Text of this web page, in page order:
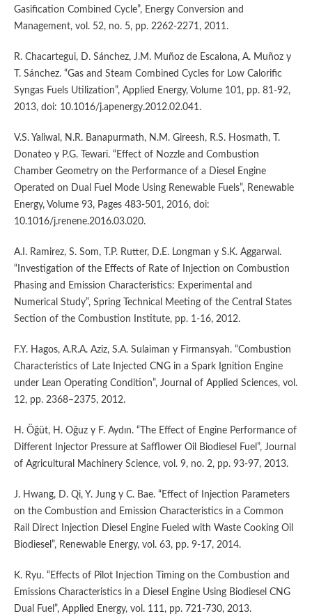
Gasification Combined Cycle”, Energy Conversion and
Management, vol. 52, no. 5, pp. 2262-2271, 2011.
R. Chacartegui, D. Sánchez, J.M. Muñoz de Escalona, A. Muñoz y
T. Sánchez. “Gas and Steam Combined Cycles for Low Calorific
Syngas Fuels Utilization”, Applied Energy, Volume 101, pp. 81-92,
2013, doi: 10.1016/j.apenergy.2012.02.041.
V.S. Yaliwal, N.R. Banapurmath, N.M. Gireesh, R.S. Hosmath, T.
Donateo y P.G. Tewari. “Effect of Nozzle and Combustion
Chamber Geometry on the Performance of a Diesel Engine
Operated on Dual Fuel Mode Using Renewable Fuels”, Renewable
Energy, Volume 93, Pages 483-501, 2016, doi:
10.1016/j.renene.2016.03.020.
A.I. Ramirez, S. Som, T.P. Rutter, D.E. Longman y S.K. Aggarwal.
“Investigation of the Effects of Rate of Injection on Combustion
Phasing and Emission Characteristics: Experimental and
Numerical Study”, Spring Technical Meeting of the Central States
Section of the Combustion Institute, pp. 1-16, 2012.
F.Y. Hagos, A.R.A. Aziz, S.A. Sulaiman y Firmansyah. “Combustion
Characteristics of Late Injected CNG in a Spark Ignition Engine
under Lean Operating Condition”, Journal of Applied Sciences, vol.
12, pp. 2368–2375, 2012.
H. Öğüt, H. Oğuz y F. Aydın. “The Effect of Engine Performance of
Different Injector Pressure at Safflower Oil Biodiesel Fuel”, Journal
of Agricultural Machinery Science, vol. 9, no. 2, pp. 93-97, 2013.
J. Hwang, D. Qi, Y. Jung y C. Bae. “Effect of Injection Parameters
on the Combustion and Emission Characteristics in a Common
Rail Direct Injection Diesel Engine Fueled with Waste Cooking Oil
Biodiesel”, Renewable Energy, vol. 63, pp. 9-17, 2014.
K. Ryu. “Effects of Pilot Injection Timing on the Combustion and
Emissions Characteristics in a Diesel Engine Using Biodiesel CNG
Dual Fuel”, Applied Energy, vol. 111, pp. 721-730, 2013.